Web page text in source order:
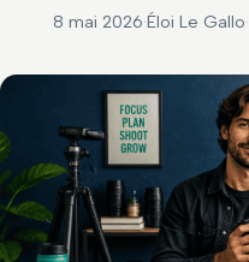
8 mai 2026·Éloi Le Gallo·